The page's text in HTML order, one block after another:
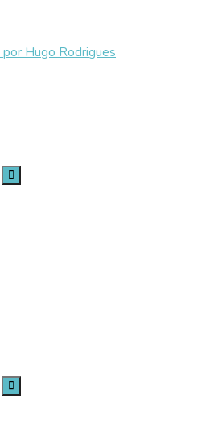
Hugo Rodrigues